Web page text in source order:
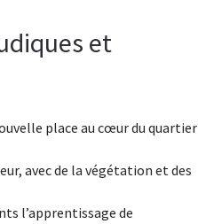
et
place au cœur du quartier
avec de la végétation et des
l’apprentissage de